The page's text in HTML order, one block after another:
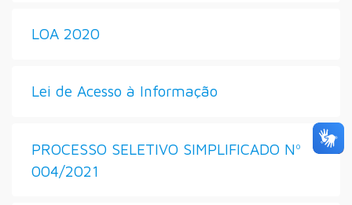
LOA 2020
Lei de Acesso à Informação
PROCESSO SELETIVO SIMPLIFICADO Nº
004/2021